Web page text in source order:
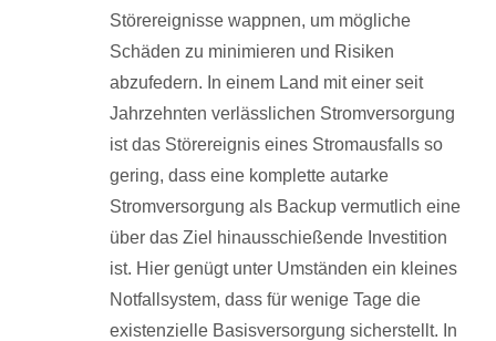
Störereignisse wappnen, um mögliche
Schäden zu minimieren und Risiken
abzufedern. In einem Land mit einer seit
Jahrzehnten verlässlichen Stromversorgung
ist das Störereignis eines Stromausfalls so
gering, dass eine komplette autarke
Stromversorgung als Backup vermutlich eine
über das Ziel hinausschießende Investition
ist. Hier genügt unter Umständen ein kleines
Notfallsystem, dass für wenige Tage die
existenzielle Basisversorgung sicherstellt. In